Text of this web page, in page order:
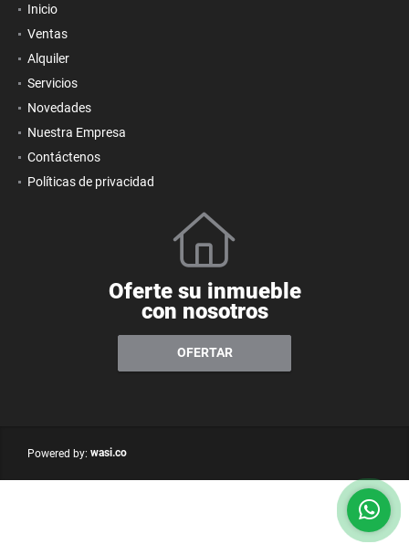
Inicio
Ventas
Alquiler
Servicios
Novedades
Nuestra Empresa
Contáctenos
Políticas de privacidad
Oferte su inmueble
con nosotros
OFERTAR
Powered by: wasi.co